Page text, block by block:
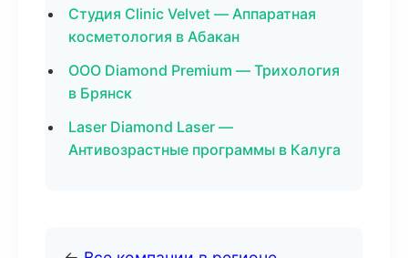
Студия Clinic Velvet — Аппаратная
косметология в Абакан
ООО Diamond Premium — Трихология
в Брянск
Laser Diamond Laser —
Антивозрастные программы в Калуга